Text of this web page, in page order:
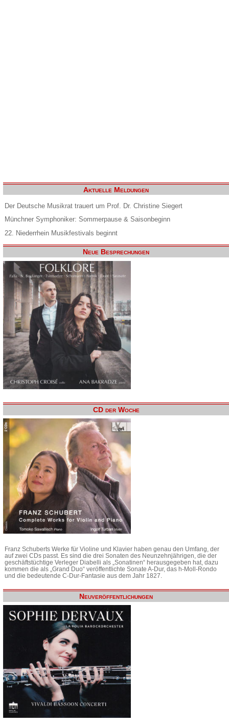
Aktuelle Meldungen
Der Deutsche Musikrat trauert um Prof. Dr. Christine Siegert
Münchner Symphoniker: Sommerpause & Saisonbeginn
22. Niederrhein Musikfestivals beginnt
Neue Besprechungen
CD der Woche
Franz Schuberts Werke für Violine und Klavier haben genau den Umfang, der
auf zwei CDs passt. Es sind die drei Sonaten des Neunzehnjährigen, die der
geschäftstüchtige Verleger Diabelli als „Sonatinen“ herausgegeben hat, dazu
kommen die als „Grand Duo“ veröffentlichte Sonate A-Dur, das h-Moll-Rondo
und die bedeutende C-Dur-Fantasie aus dem Jahr 1827.
Neuveröffentlichungen